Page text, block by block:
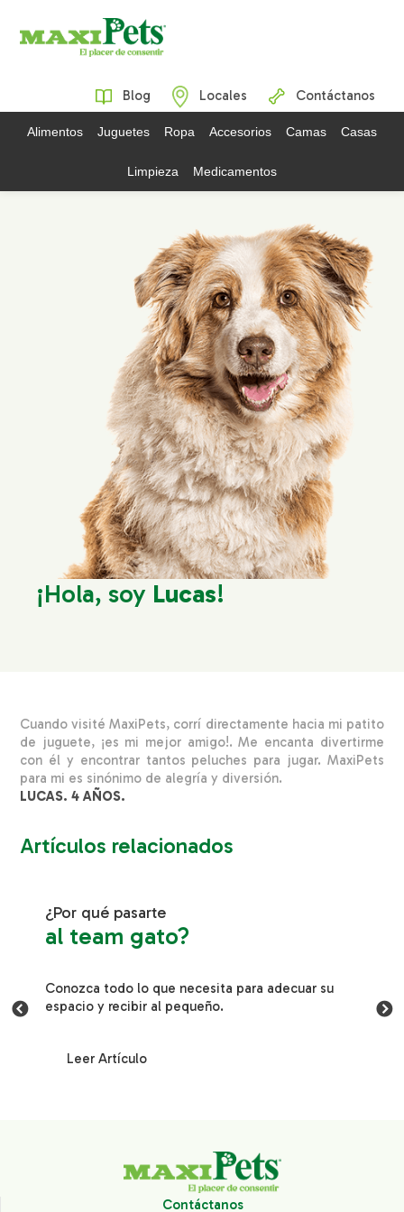
Blog Locales Contáctanos
Alimentos Juguetes Ropa Accesorios Camas Casas
Limpieza Medicamentos
¡Hola, soy Lucas!
Cuando visité MaxiPets, corrí directamente hacia mi patito
de juguete, ¡es mi mejor amigo!. Me encanta divertirme
con él y encontrar tantos peluches para jugar. MaxiPets
para mi es sinónimo de alegría y diversión.
LUCAS. 4 AÑOS.
Artículos relacionados
¿Por qué pasarte
al team gato?
Conozca todo lo que necesita para adecuar su
espacio y recibir al pequeño.
Leer Artículo
Contáctanos